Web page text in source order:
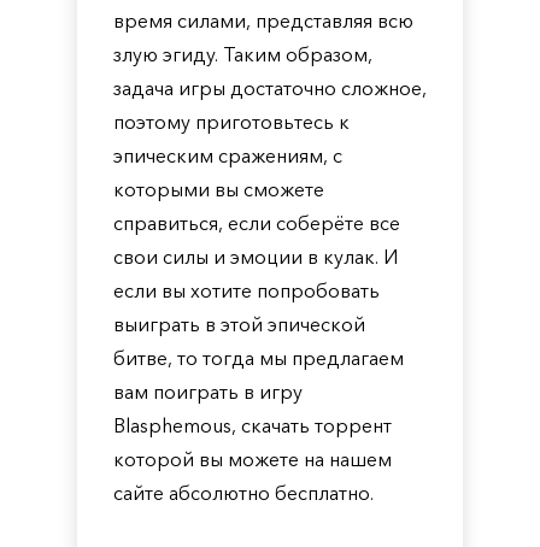
время силами, представляя всю
злую эгиду. Таким образом,
задача игры достаточно сложное,
поэтому приготовьтесь к
эпическим сражениям, с
которыми вы сможете
справиться, если соберёте все
свои силы и эмоции в кулак. И
если вы хотите попробовать
выиграть в этой эпической
битве, то тогда мы предлагаем
вам поиграть в игру
Blasphemous, скачать торрент
которой вы можете на нашем
сайте абсолютно бесплатно.